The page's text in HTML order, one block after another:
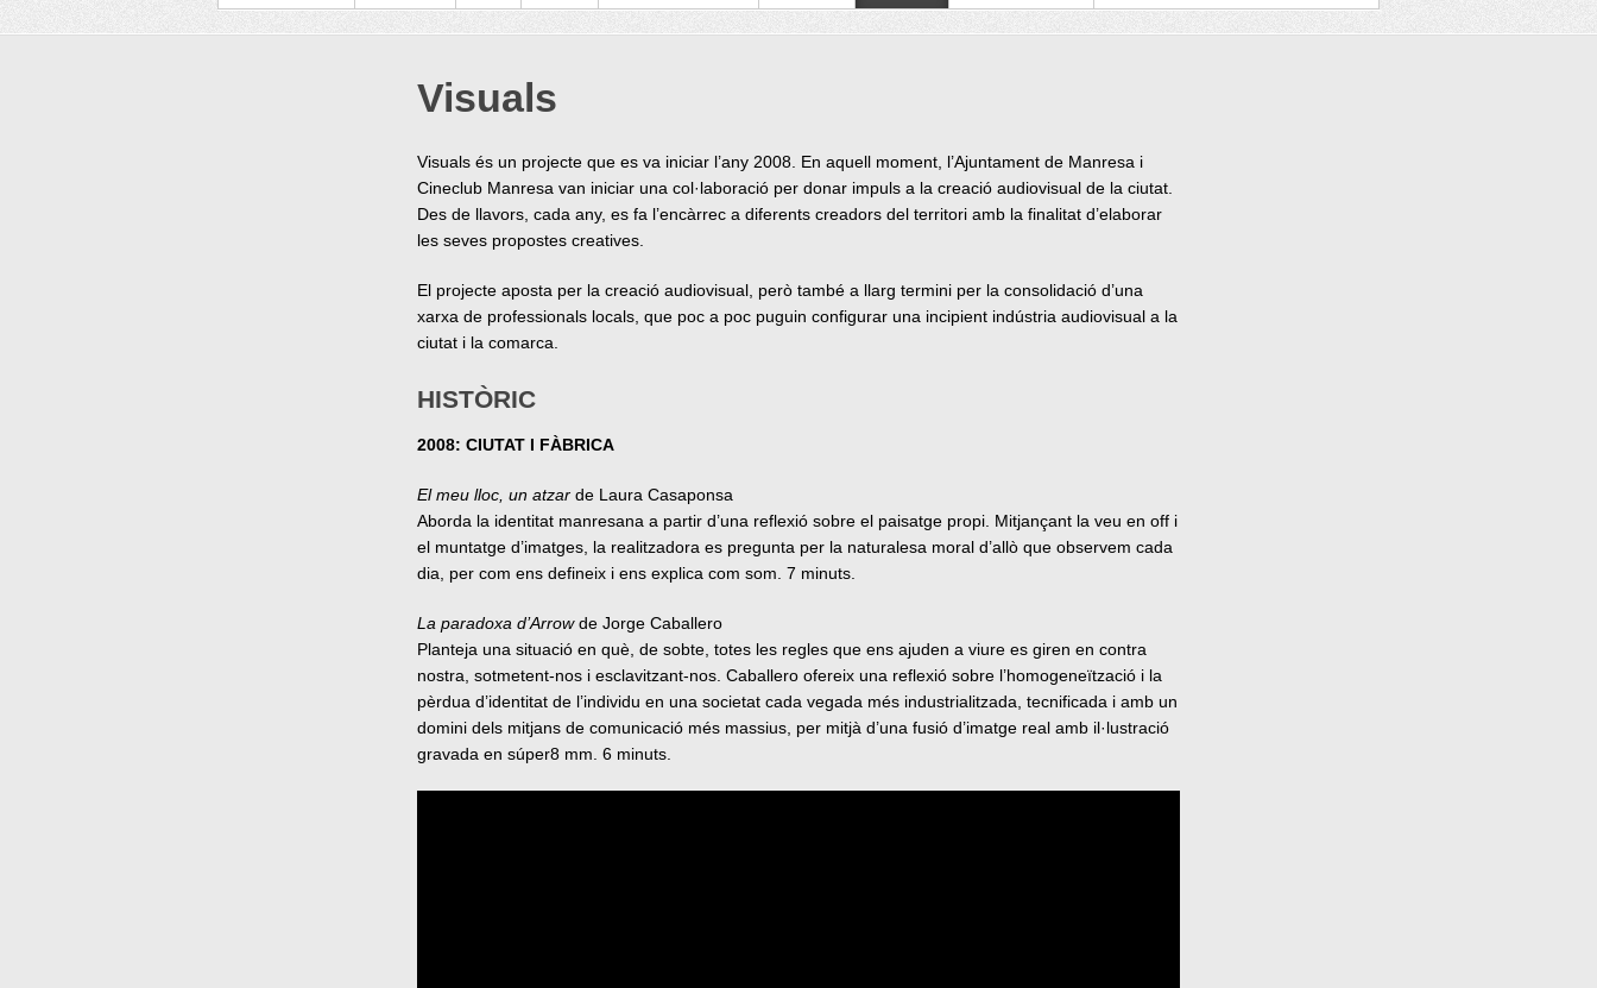
Visuals
Visuals és un projecte que es va iniciar l’any 2008. En aquell moment, l’Ajuntament de Manresa i
Cineclub Manresa van iniciar una col·laboració per donar impuls a la creació audiovisual de la ciutat.
Des de llavors, cada any, es fa l’encàrrec a diferents creadors del territori amb la finalitat d’elaborar
les seves propostes creatives.
El projecte aposta per la creació audiovisual, però també a llarg termini per la consolidació d’una
xarxa de professionals locals, que poc a poc puguin configurar una incipient indústria audiovisual a la
ciutat i la comarca.
HISTÒRIC
2008: CIUTAT I FÀBRICA
El meu lloc, un atzar de Laura Casaponsa
Aborda la identitat manresana a partir d’una reflexió sobre el paisatge propi. Mitjançant la veu en off i
el muntatge d’imatges, la realitzadora es pregunta per la naturalesa moral d’allò que observem cada
dia, per com ens defineix i ens explica com som. 7 minuts.
La paradoxa d’Arrowde Jorge Caballero
Planteja una situació en què, de sobte, totes les regles que ens ajuden a viure es giren en contra
nostra, sotmetent-nos i esclavitzant-nos. Caballero ofereix una reflexió sobre l’homogeneïtzació i la
pèrdua d’identitat de l’individu en una societat cada vegada més industrialitzada, tecnificada i amb un
domini dels mitjans de comunicació més massius, per mitjà d’una fusió d’imatge real amb il·lustració
gravada en súper8 mm. 6 minuts.